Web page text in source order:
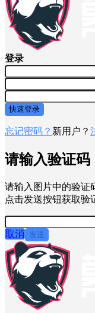
登录
快速登录
忘记密码？ 新用户？
请输入验证码
请输入图片中的验证
点击发送按钮获取验
取消 发送